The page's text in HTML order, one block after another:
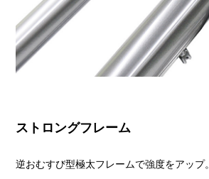
ストロングフレーム
逆おむすび型極太フレームで強度をアップ。